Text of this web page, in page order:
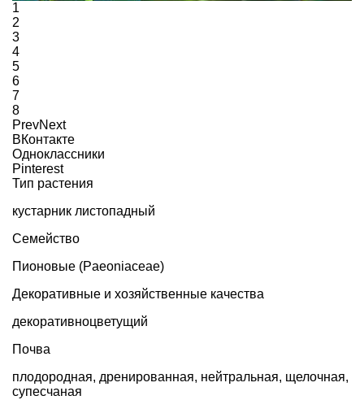
1
2
3
4
5
6
7
8
PrevNext
ВКонтакте
Одноклассники
Pinterest
Тип растения
кустарник листопадный
Семейство
Пионовые (Paeoniaceae)
Декоративные и хозяйственные качества
декоративноцветущий
Почва
плодородная, дренированная, нейтральная, щелочная,
супесчаная